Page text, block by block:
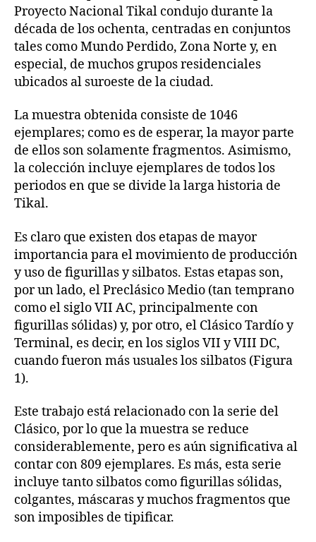
Proyecto Nacional Tikal condujo durante la
década de los ochenta, centradas en conjuntos
tales como Mundo Perdido, Zona Norte y, en
especial, de muchos grupos residenciales
ubicados al suroeste de la ciudad.
La muestra obtenida consiste de 1046
ejemplares; como es de esperar, la mayor parte
de ellos son solamente fragmentos. Asimismo,
la colección incluye ejemplares de todos los
periodos en que se divide la larga historia de
Tikal.
Es claro que existen dos etapas de mayor
importancia para el movimiento de producción
y uso de figurillas y silbatos. Estas etapas son,
por un lado, el Preclásico Medio (tan temprano
como el siglo VII AC, principalmente con
figurillas sólidas) y, por otro, el Clásico Tardío y
Terminal, es decir, en los siglos VII y VIII DC,
cuando fueron más usuales los silbatos (Figura
1).
Este trabajo está relacionado con la serie del
Clásico, por lo que la muestra se reduce
considerablemente, pero es aún significativa al
contar con 809 ejemplares. Es más, esta serie
incluye tanto silbatos como figurillas sólidas,
colgantes, máscaras y muchos fragmentos que
son imposibles de tipificar.